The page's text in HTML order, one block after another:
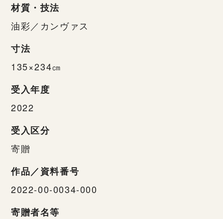
材質・技法
油彩／カンヴァス
寸法
135×234㎝
受入年度
2022
受入区分
寄贈
作品／資料番号
2022-00-0034-000
寄贈者名等